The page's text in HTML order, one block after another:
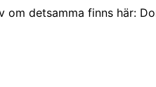
detsamma finns här: